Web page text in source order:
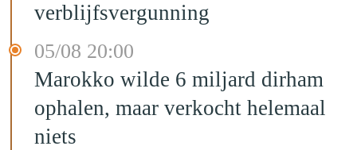
verblijfsvergunning
05/08 20:00
Marokko wilde 6 miljard dirham
ophalen, maar verkocht helemaal
niets